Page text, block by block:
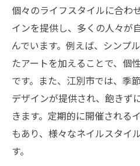
個々のライフスタイルに合わ
インを提供し、多くの人々が
んでいます。例えば、シンプ
たアートを加えることで、個
です。また、江別市では、季
デザインが提供され、飽きず
きます。定期的に開催される
もあり、様々なネイルスタイ
す。